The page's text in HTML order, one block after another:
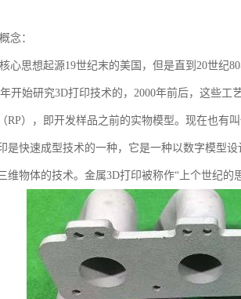
念：
心思想起源19世纪末的美国，但是直到20世纪
开始研究3D打印技术的，2000年前后，这些
RP），即开发样品之前的实物模型。现在也有
是快速成型技术的一种，它是一种以数字模型
维物体的技术。金属3D打印被称作“上个世纪的